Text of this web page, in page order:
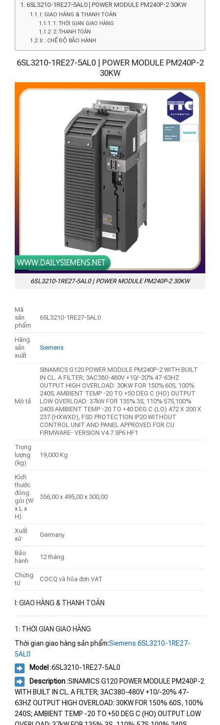
6SL3210-1RE27-5AL0 | POWER MODULE PM240P-2 30KW
I: GIAO HÀNG & THANH TOÁN
1: THỜI GIAN GIAO HÀNG
2: THANH TOÁN
II : CHẾ ĐỘ BẢO HÀNH
6SL3210-1RE27-5AL0 | POWER MODULE PM240P-2
30KW
6SL3210-1RE27-5AL0 | POWER MODULE PM240P-2 30KW
Mã
sản
phẩm
6SL3210-1RE27-5AL0
Hãng
sản
xuất
Siemens
Mô tả
SINAMICS G120 POWER MODULE PM240P-2 WITH BUILT
IN CL. A FILTER; 3AC380-480V +10/-20% 47-63HZ
OUTPUT HIGH OVERLOAD: 30KW FOR 150% 60S, 100%
240S; AMBIENT TEMP -20 TO +50 DEG C (HO) OUTPUT
LOW OVERLOAD: 37kW FOR 135% 3S, 110% 57S,100%
240S AMBIENT TEMP -20 TO +40 DEG C (LO) 472 X 200 X
237 (HXWXD), FSD PROTECTION IP20 WITHOUT
CONTROL UNIT AND PANEL APPROVED FOR CU
FIRMWARE- VERSION V4.7 SP6 HF1
Trọng
lượng
(kg)
19,000 Kg
Kích
thước
đóng
gói (W
x L x
H)
356,00 x 495,00 x 300,00
Xuất
xứ
Germany
Bảo
hành
12 tháng
Chứng
từ
COCQ và hóa đơn VAT
I: GIAO HÀNG & THANH TOÁN
1: THỜI GIAN GIAO HÀNG
Thời gian giao hàng sản phẩm:Siemens 6SL3210-1RE27-
5AL0
Model :6SL3210-1RE27-5AL0
Description:SINAMICS G120 POWER MODULE PM240P-2
WITH BUILT IN CL. A FILTER; 3AC380-480V +10/-20% 47-
63HZ OUTPUT HIGH OVERLOAD: 30KW FOR 150% 60S, 100%
240S; AMBIENT TEMP -20 TO +50 DEG C (HO) OUTPUT LOW